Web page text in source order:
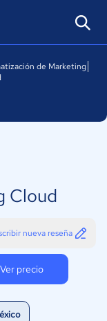
de Marketing
Cloud
nueva reseña
Ver precio